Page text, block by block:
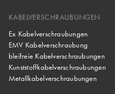
KABELVERSCHRAUBUNGEN
Ex Kabelverschraubungen
EMV Kabelverschraubung
bleifreie Kabelverschraubungen
Kunststoffkabelverschraubungen
Metallkabelverschraubungen